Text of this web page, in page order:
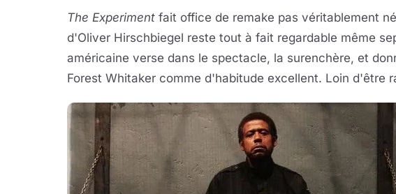
The Experiment fait office de remake pas véritablement
d'Oliver Hirschbiegel reste tout à fait regardable même
américaine verse dans le spectacle, la surenchère, et
Forest Whitaker comme d'habitude excellent. Loin d'être